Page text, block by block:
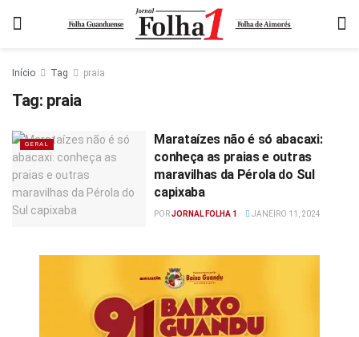
Início Tag praia
Tag: praia
GERAL
Marataízes não é só abacaxi:
conheça as praias e outras
maravilhas da Pérola do Sul
capixaba
PORJORNAL FOLHA 1 JANEIRO 11, 2024